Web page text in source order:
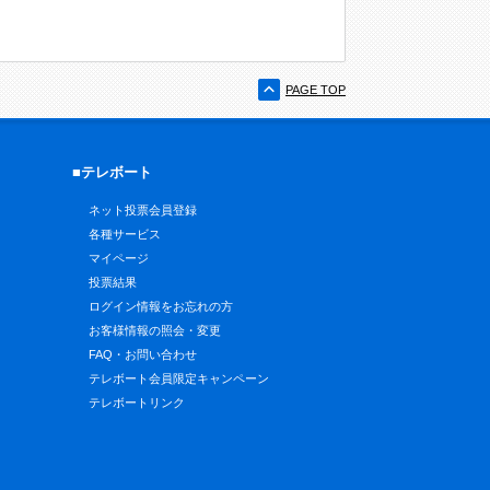
PAGE TOP
■テレボート
ネット投票会員登録
各種サービス
マイページ
投票結果
ログイン情報をお忘れの方
お客様情報の照会・変更
FAQ・お問い合わせ
テレボート会員限定キャンペーン
テレボートリンク